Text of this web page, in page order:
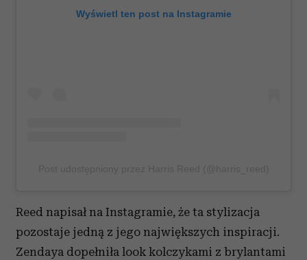
Wyświetl ten post na Instagramie
Reed napisał na Instagramie, że ta stylizacja
pozostaje jedną z jego największych inspiracji.
Zendaya dopełniła look kolczykami z brylantami